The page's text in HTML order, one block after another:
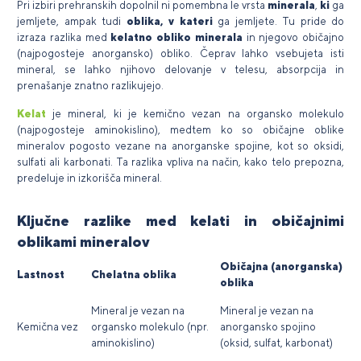
Pri izbiri prehranskih dopolnil ni pomembna le vrsta minerala, ki ga
jemljete, ampak tudi oblika, v kateri ga jemljete. Tu pride do
izraza razlika med kelatno obliko minerala in njegovo običajno
(najpogosteje anorgansko) obliko. Čeprav lahko vsebujeta isti
mineral, se lahko njihovo delovanje v telesu, absorpcija in
prenašanje znatno razlikujejo.
Kelat je mineral, ki je kemično vezan na organsko molekulo
(najpogosteje aminokislino), medtem ko so običajne oblike
mineralov pogosto vezane na anorganske spojine, kot so oksidi,
sulfati ali karbonati. Ta razlika vpliva na način, kako telo prepozna,
predeluje in izkorišča mineral.
Ključne razlike med kelati in običajnimi
oblikami mineralov
Lastnost Chelatna oblika
Običajna (anorganska)
oblika
Kemična vez
Mineral je vezan na
organsko molekulo (npr.
aminokislino)
Mineral je vezan na
anorgansko spojino
(oksid, sulfat, karbonat)